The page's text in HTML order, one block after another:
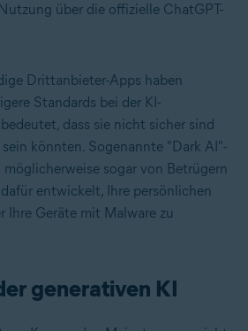
über die offizielle ChatGPT-
Drittanbieter-Apps haben
Standards bei der KI-
bedeutet, dass sie nicht sicher sind
sein könnten. Sogenannte "Dark AI"-
sogar von Betrügern
entwickelt, Ihre persönlichen
Ihre Geräte mit Malware zu
generativen KI